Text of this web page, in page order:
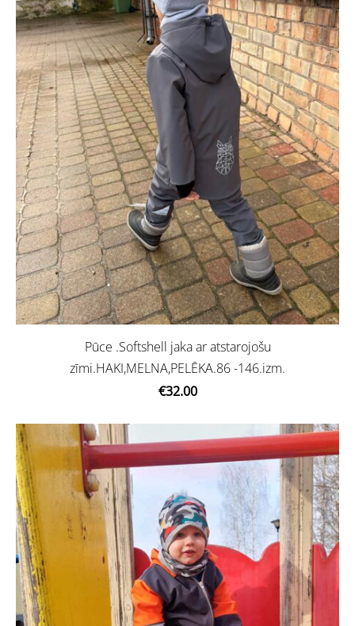
Pūce .Softshell jaka ar atstarojošu
zīmi.HAKI,MELNA,PELĒKA.86 -146.izm.
€32.00